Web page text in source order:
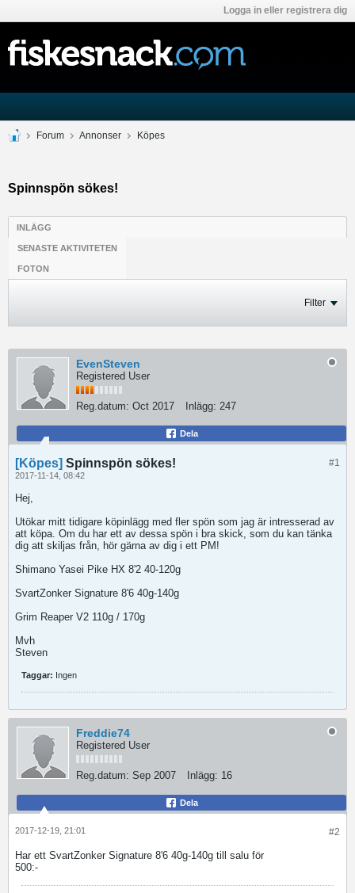
Logga in eller registrera dig
Forum Annonser Köpes
Spinnspön sökes!
INLÄGG
SENASTE AKTIVITETEN
FOTON
Filter
EvenSteven
Registered User
Reg.datum: Oct 2017 Inlägg: 247
Dela
#1
[Köpes] Spinnspön sökes!
2017-11-14, 08:42
Hej,
Utökar mitt tidigare köpinlägg med fler spön som jag är intresserad av
att köpa. Om du har ett av dessa spön i bra skick, som du kan tänka
dig att skiljas från, hör gärna av dig i ett PM!
Shimano Yasei Pike HX 8'2 40-120g
SvartZonker Signature 8'6 40g-140g
Grim Reaper V2 110g / 170g
Mvh
Steven
Taggar: Ingen
Freddie74
Registered User
Reg.datum: Sep 2007 Inlägg: 16
Dela
#2
2017-12-19, 21:01
Har ett SvartZonker Signature 8'6 40g-140g till salu för
500:-